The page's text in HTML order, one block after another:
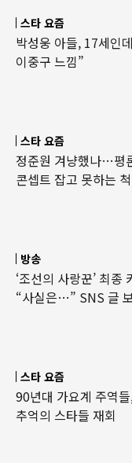
스타 요즘
박성웅 아들, 17세인
이중구 느낌”
스타 요즘
정준원 겨냥했나…평
콘셉트 잡고 못하는
방송
‘조선의 사랑꾼’ 최
“사실은…” SNS 글
스타 요즘
90년대 가요계 주역
추억의 스타들 재회